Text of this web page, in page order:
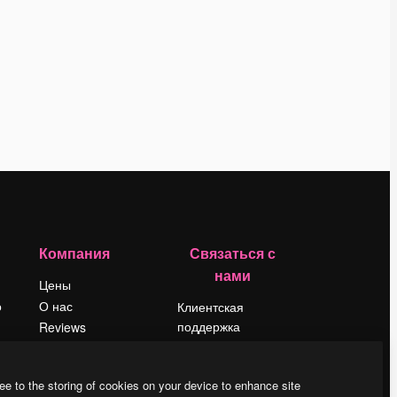
Компания
Цены
О нас
Reviews
Блог
Связаться с
нами
Клиентская
поддержка
LinkedIn
to the storing of cookies on your device to enhance site